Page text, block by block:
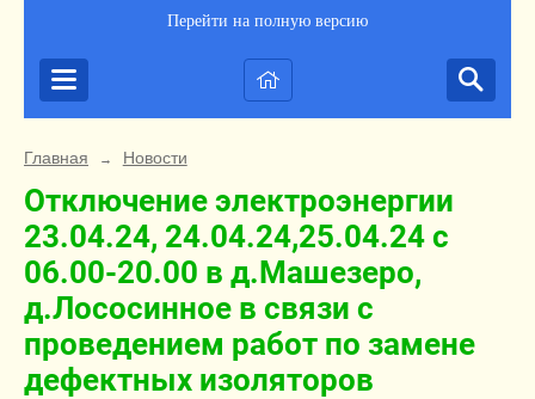
Перейти на полную версию
Главная → Новости
Отключение электроэнергии
23.04.24, 24.04.24,25.04.24 с
06.00-20.00 в д.Машезеро,
д.Лососинное в связи с
проведением работ по замене
дефектных изоляторов